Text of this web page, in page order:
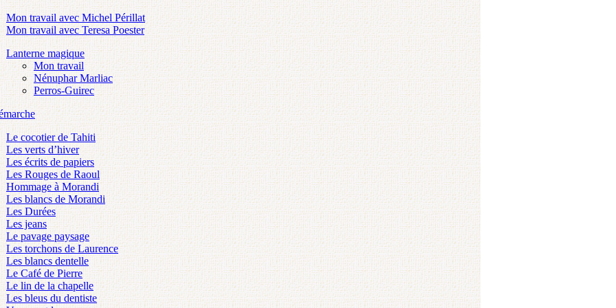
Mon travail avec Michel Périllat
Mon travail avec Teresa Poester
Lanterne magique
Mon travail
Nénuphar Marliac
Perros-Guirec
Le cocotier de Tahiti
Les verts d’hiver
Les écrits de papiers
Les Rouges de Raoul
Hommage à Morandi
Les blancs de Morandi
Les Durées
Les jeans
Le pavage paysage
Les torchons de Laurence
Les blancs dentelle
Le Café de Pierre
Le lin de la chapelle
Les bleus du dentiste